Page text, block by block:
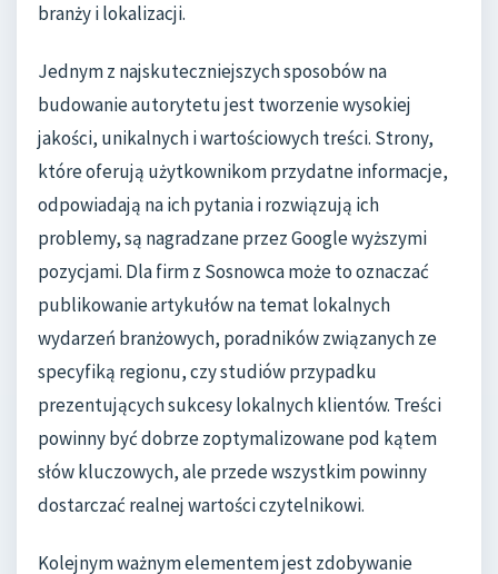
branży i lokalizacji.
Jednym z najskuteczniejszych sposobów na
budowanie autorytetu jest tworzenie wysokiej
jakości, unikalnych i wartościowych treści. Strony,
które oferują użytkownikom przydatne informacje,
odpowiadają na ich pytania i rozwiązują ich
problemy, są nagradzane przez Google wyższymi
pozycjami. Dla firm z Sosnowca może to oznaczać
publikowanie artykułów na temat lokalnych
wydarzeń branżowych, poradników związanych ze
specyfiką regionu, czy studiów przypadku
prezentujących sukcesy lokalnych klientów. Treści
powinny być dobrze zoptymalizowane pod kątem
słów kluczowych, ale przede wszystkim powinny
dostarczać realnej wartości czytelnikowi.
Kolejnym ważnym elementem jest zdobywanie